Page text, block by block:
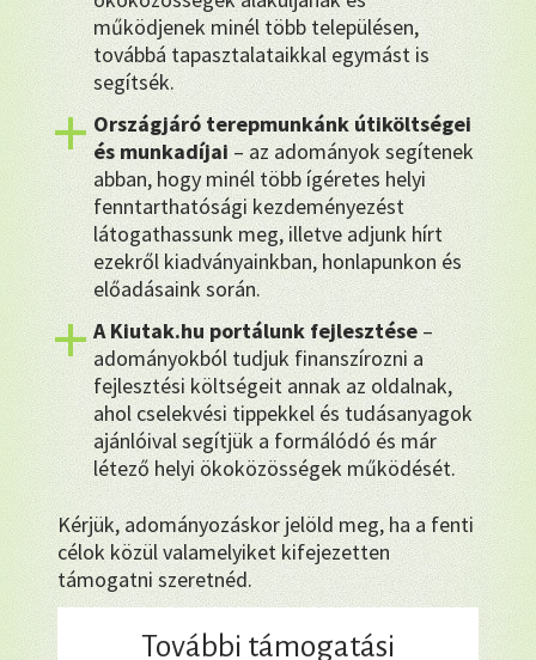
működjenek minél több településen,
továbbá tapasztalataikkal egymást is
segítsék.
Országjáró terepmunkánk útiköltségei
és munkadíjai– az adományok segítenek
abban, hogy minél több ígéretes helyi
fenntarthatósági kezdeményezést
látogathassunk meg, illetve adjunk hírt
ezekről kiadványainkban, honlapunkon és
előadásaink során.
A Kiutak.hu portálunk fejlesztése–
adományokból tudjuk finanszírozni a
fejlesztési költségeit annak az oldalnak,
ahol cselekvési tippekkel és tudásanyagok
ajánlóival segítjük a formálódó és már
létező helyi ökoközösségek működését.
Kérjük, adományozáskor jelöld meg, ha a fenti
célok közül valamelyiket kifejezetten
támogatni szeretnéd.
További támogatási